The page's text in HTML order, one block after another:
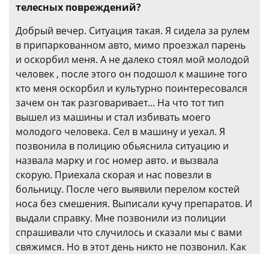
телесных повреждений?
Добрый вечер. Ситуация такая. Я сидела за рулем
в припаркованном авто, мимо проезжал парень
и оскорбил меня. А не далеко стоял мой молодой
человек , после этого он подошол к машине того
кто меня оскорбил и культурно поинтересовался
зачем он так разговаривает... На что тот тип
вышел из машины и стал избивать моего
молодого человека. Сел в машину и уехал. Я
позвонила в полицию обьяснила ситуацию и
назвала марку и гос номер авто. и вызвала
скорую. Приехала скорая и нас повезли в
больницу. После чего выявили перелом костей
носа без смешения. Выписали кучу препаратов. И
выдали справку. Мне позвонили из полиции
спрашивали что случилось и сказали мы с вами
свяжимся. Но в этот день никто не позвонил. Как